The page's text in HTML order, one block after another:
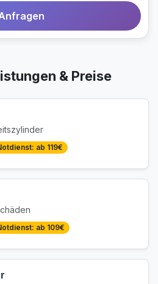
& Preise
ab 119€
ab 109€